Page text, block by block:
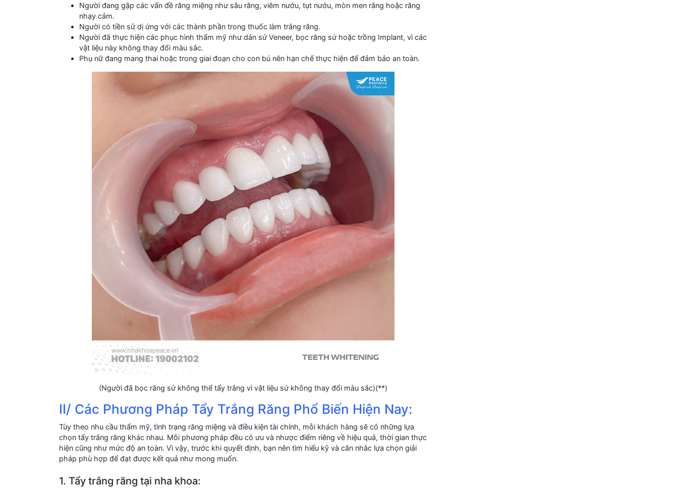
Người đang gặp các vấn đề răng miệng như sâu răng, viêm nướu, tụt nướu, mòn men răng hoặc răng
nhạy cảm.
Người có tiền sử dị ứng với các thành phần trong thuốc làm trắng răng.
Người đã thực hiện các phục hình thẩm mỹ như dán sứ Veneer, bọc răng sứ hoặc trồng Implant, vì các
vật liệu này không thay đổi màu sắc.
Phụ nữ đang mang thai hoặc trong giai đoạn cho con bú nên hạn chế thực hiện để đảm bảo an toàn.
(Người đã bọc răng sứ không thể tẩy trắng vì vật liệu sứ không thay đổi màu sắc)(**)
II/ Các Phương Pháp Tẩy Trắng Răng Phổ Biến Hiện Nay:
Tùy theo nhu cầu thẩm mỹ, tình trạng răng miệng và điều kiện tài chính, mỗi khách hàng sẽ có những lựa
chọn tẩy trắng răng khác nhau. Mỗi phương pháp đều có ưu và nhược điểm riêng về hiệu quả, thời gian thực
hiện cũng như mức độ an toàn. Vì vậy, trước khi quyết định, bạn nên tìm hiểu kỹ và cân nhắc lựa chọn giải
pháp phù hợp để đạt được kết quả như mong muốn.
1. Tẩy trắng răng tại nha khoa: